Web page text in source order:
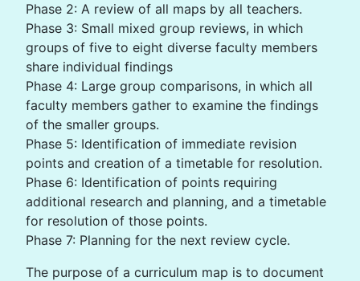
Phase 2: A review of all maps by all teachers.
Phase 3: Small mixed group reviews, in which
groups of five to eight diverse faculty members
share individual findings
Phase 4: Large group comparisons, in which all
faculty members gather to examine the findings
of the smaller groups.
Phase 5: Identification of immediate revision
points and creation of a timetable for resolution.
Phase 6: Identification of points requiring
additional research and planning, and a timetable
for resolution of those points.
Phase 7: Planning for the next review cycle.
The purpose of a curriculum map is to document